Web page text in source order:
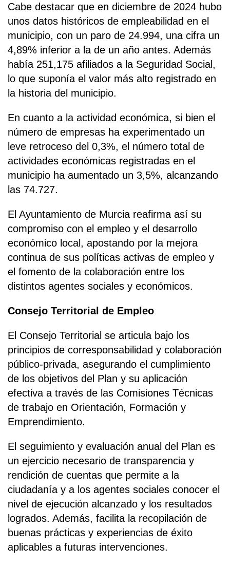
Cabe destacar que en diciembre de 2024 hubo
unos datos históricos de empleabilidad en el
municipio, con un paro de 24.994, una cifra un
4,89% inferior a la de un año antes. Además
había 251,175 afiliados a la Seguridad Social,
lo que suponía el valor más alto registrado en
la historia del municipio.
En cuanto a la actividad económica, si bien el
número de empresas ha experimentado un
leve retroceso del 0,3%, el número total de
actividades económicas registradas en el
municipio ha aumentado un 3,5%, alcanzando
las 74.727.
El Ayuntamiento de Murcia reafirma así su
compromiso con el empleo y el desarrollo
económico local, apostando por la mejora
continua de sus políticas activas de empleo y
el fomento de la colaboración entre los
distintos agentes sociales y económicos.
Consejo Territorial de Empleo
El Consejo Territorial se articula bajo los
principios de corresponsabilidad y colaboración
público-privada, asegurando el cumplimiento
de los objetivos del Plan y su aplicación
efectiva a través de las Comisiones Técnicas
de trabajo en Orientación, Formación y
Emprendimiento.
El seguimiento y evaluación anual del Plan es
un ejercicio necesario de transparencia y
rendición de cuentas que permite a la
ciudadanía y a los agentes sociales conocer el
nivel de ejecución alcanzado y los resultados
logrados. Además, facilita la recopilación de
buenas prácticas y experiencias de éxito
aplicables a futuras intervenciones.